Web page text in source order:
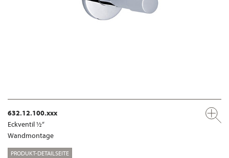
632.12.100.xxx
Eckventil ½“
Wandmontage
PRODUKT-DETAILSEITE